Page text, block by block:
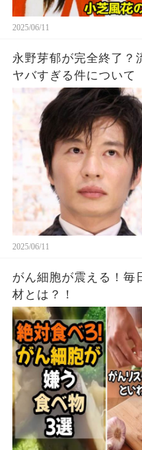
2025/06/11
永野芽郁が完全終了？
ヤバすぎる件について
2025/06/11
がん細胞が震える！毎
材とは？！